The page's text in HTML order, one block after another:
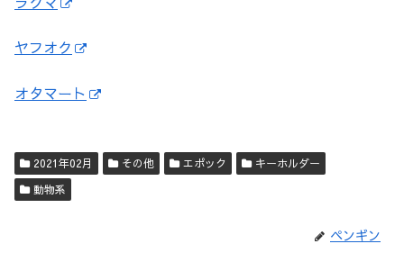
ヤフオク
オタマート
2021年02月 その他 エポック
キーホルダー
動物系
ペンギン